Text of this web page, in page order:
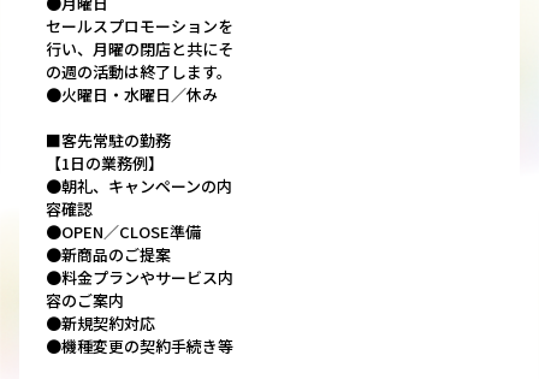
セールスプロモーションを
行い、月曜の閉店と共にそ
の週の活動は終了します。
●火曜日・水曜日／休み
■客先常駐の勤務
【1日の業務例】
●朝礼、キャンペーンの内
容確認
●OPEN／CLOSE準備
●新商品のご提案
●料金プランやサービス内
容のご案内
●新規契約対応
●機種変更の契約手続き等